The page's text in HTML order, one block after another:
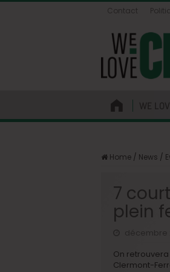
Contact
WE
Home / News /
7
plein
On
Clermont-